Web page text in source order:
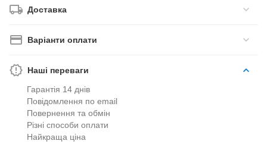
Доставка
Варіанти оплати
Наші переваги
Гарантія 14 днів
Повідомлення по email
Повернення та обмін
Різні способи оплати
Найкраща ціна